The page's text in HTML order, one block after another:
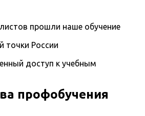
прошли наше обучение
точки России
доступ к учебным
профобучения